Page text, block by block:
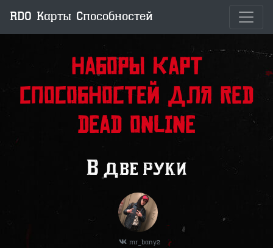
RDO Карты Способностей
Наборы карт
способностей для Red
Dead Online
В две руки
mr_bany2